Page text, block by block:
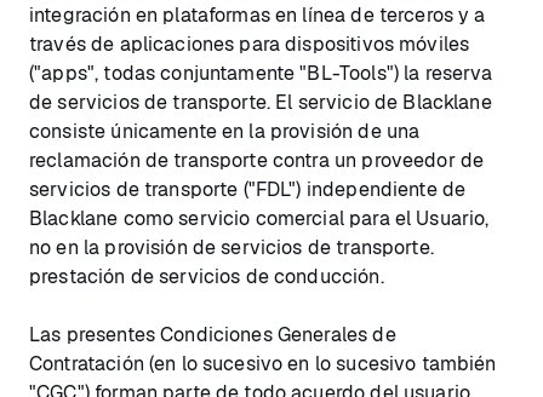
integración en plataformas en línea de terceros y a
través de aplicaciones para dispositivos móviles
("apps", todas conjuntamente "BL-Tools") la reserva
de servicios de transporte. El servicio de Blacklane
consiste únicamente en la provisión de una
reclamación de transporte contra un proveedor de
servicios de transporte ("FDL") independiente de
Blacklane como servicio comercial para el Usuario,
no en la provisión de servicios de transporte.
prestación de servicios de conducción.
Las presentes Condiciones Generales de
Contratación (en lo sucesivo en lo sucesivo también